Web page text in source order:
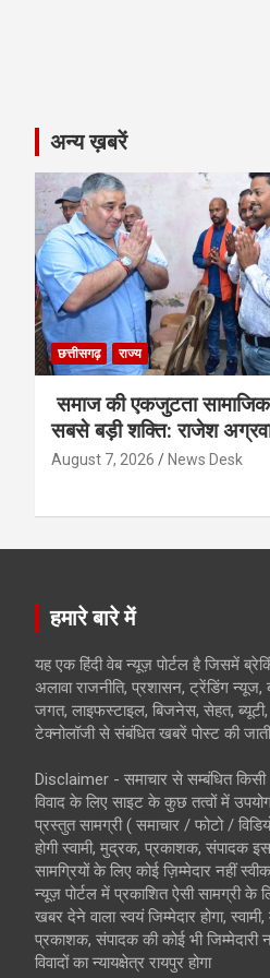
अन्य ख़बरें
छत्तीसगढ़ राज्य
समाज की एकजुटता
सबसे बड़ी शक्ति: राजेश
August 7, 2026 News Desk
हमारे बारे में
यह एक हिंदी वेब न्यूज़ पोर्टल है जिसमें
अलावा राजनीति, प्रशासन, ट्रेंडिंग
जगत, लाइफस्टाइल, बिजनेस, सेहत, ब्यूटी,
टेक्नोलॉजी से संबंधित खबरें पोस्ट की
Disclaimer - समाचार से सम्बंधित
विवाद के लिए साइट के कुछ तत्वों में
प्रस्तुत सामग्री ( समाचार / फोटो /
होगी स्वामी, मुद्रक, प्रकाशक, संपादक
सामग्रियों के लिए कोई ज़िम्मेदार नहीं
न्यूज़ पोर्टल में प्रकाशित ऐसी सामग्री के
खबर देने वाला स्वयं जिम्मेदार होगा,
प्रकाशक, संपादक की कोई भी जिम्मेदारी
विवादों का न्यायक्षेत्र रायपुर होगा